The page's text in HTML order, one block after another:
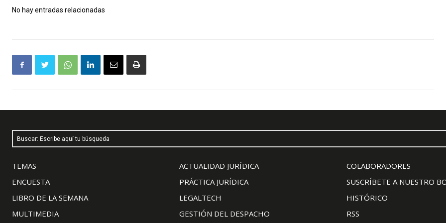
No hay entradas relacionadas
Buscar: Escribe aquí tu búsqueda
TEMAS
ENCUESTA
LIBRO DE LA SEMANA
MULTIMEDIA
ACTUALIDAD JURÍDICA
PRÁCTICA JURÍDICA
LEGALTECH
GESTIÓN DEL DESPACHO
COLABORADORES
SUSCRÍBETE A NUESTRO
HISTÓRICO
RSS